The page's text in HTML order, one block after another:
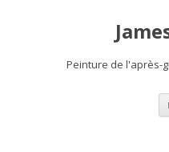
Peinture de l'après-